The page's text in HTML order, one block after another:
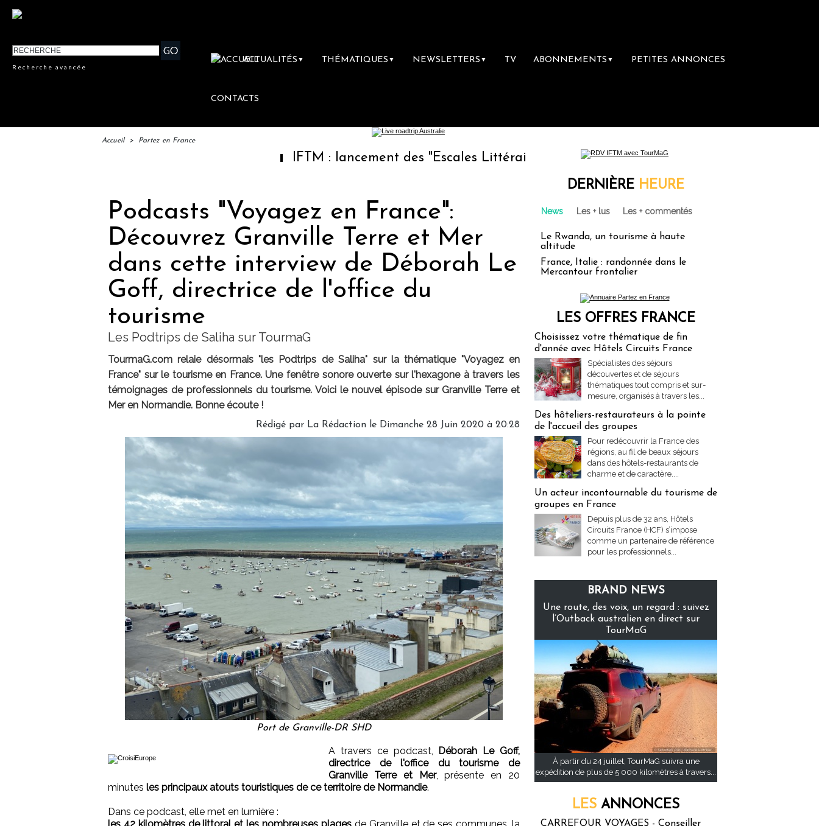
Recherche avancée
ACTUALITÉS ▼ THÉMATIQUES ▼ NEWSLETTERS ▼ TV ABONNEMENTS ▼ PETITES ANNONCES
CONTACTS
Accueil > Partez en France
IFTM : lancement des "Escales Littéraires", la première librairie du voyage
Podcasts "Voyagez en France":
Découvrez Granville Terre et Mer
dans cette interview de Déborah Le
Goff, directrice de l'office du
tourisme
Les Podtrips de Saliha sur TourmaG
TourmaG.com relaie désormais "les Podtrips de Saliha" sur la thématique "Voyagez en
France" sur le tourisme en France. Une fenêtre sonore ouverte sur l'hexagone à travers les
témoignages de professionnels du tourisme. Voici le nouvel épisode sur Granville Terre et
Mer en Normandie. Bonne écoute !
Rédigé par La Rédaction le Dimanche 28 Juin 2020 à 20:28
Port de Granville-DR SHD
A travers ce podcast, Déborah Le Goff,
directrice de l'office du tourisme de
Granville Terre et Mer, présente en 20
minutes les principaux atouts touristiques de ce territoire de Normandie.
Dans ce podcast, elle met en lumière :
DERNIÈRE HEURE
News Les + lus Les + commentés
Le Rwanda, un tourisme à haute
altitude
France, Italie : randonnée dans le
Mercantour frontalier
LES OFFRES FRANCE
Choisissez votre thématique de fin
d'année avec Hôtels Circuits France
Spécialistes des séjours
découvertes et de séjours
thématiques tout compris et sur-
mesure, organisés à travers les...
Des hôteliers-restaurateurs à la pointe
de l'accueil des groupes
Pour redécouvrir la France des
régions, au fil de beaux séjours
dans des hôtels-restaurants de
charme et de caractère....
Un acteur incontournable du tourisme de
groupes en France
Depuis plus de 32 ans, Hôtels
Circuits France (HCF) s’impose
comme un partenaire de référence
pour les professionnels...
BRAND NEWS
Une route, des voix, un regard : suivez
l’Outback australien en direct sur
TourMaG
À partir du 24 juillet, TourMaG suivra une
expédition de plus de 5 000 kilomètres à travers...
LES ANNONCES
CARREFOUR VOYAGES - Conseiller